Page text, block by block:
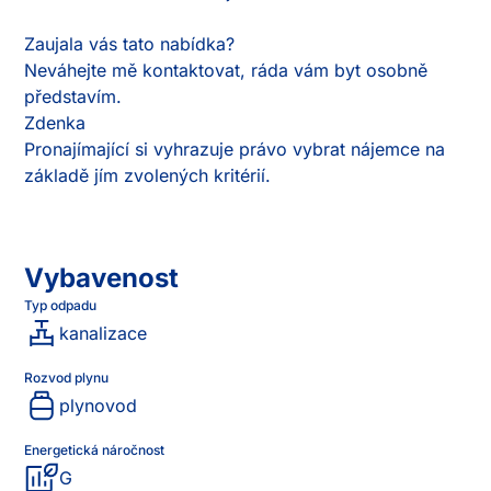
Zaujala vás tato nabídka?
Neváhejte mě kontaktovat, ráda vám byt osobně
představím.
Zdenka
Pronajímající si vyhrazuje právo vybrat nájemce na
základě jím zvolených kritérií.
Vybavenost
Typ odpadu
kanalizace
Rozvod plynu
plynovod
Energetická náročnost
G